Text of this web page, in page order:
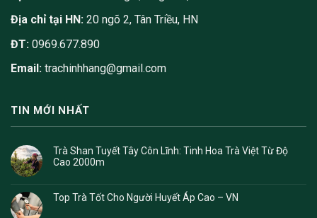
Địa chỉ tại HN: 20 ngõ 2, Tân Triều, HN
ĐT: 0969.677.890
Email: trachinhhang@gmail.com
TIN MỚI NHẤT
Trà Shan Tuyết Tây Côn Lĩnh: Tinh Hoa Trà Việt Từ Độ
Cao 2000m
Top Trà Tốt Cho Người Huyết Áp Cao – VN